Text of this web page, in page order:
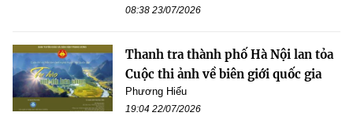
08:38 23/07/2026
Thanh tra thành phố Hà Nội lan tỏa
Cuộc thi ảnh về biên giới quốc gia
Phương Hiếu
19:04 22/07/2026